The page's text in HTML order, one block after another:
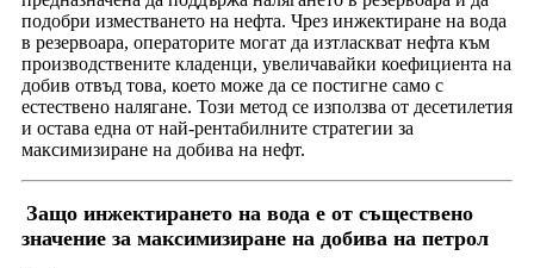
подобри изместването на нефта. Чрез инжектиране на вода
в резервоара, операторите могат да изтласкват нефта към
производствените кладенци, увеличавайки коефициента на
добив отвъд това, което може да се постигне само с
естествено налягане. Този метод се използва от десетилетия
и остава една от най-рентабилните стратегии за
максимизиране на добива на нефт.
Защо инжектирането на вода е от съществено
значение за максимизиране на добива на петрол